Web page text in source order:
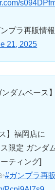
プラ再販情報
21, 2025
ダムベース
】福岡店に
限定 ガンダ
ティング]
#ガンプラ再販